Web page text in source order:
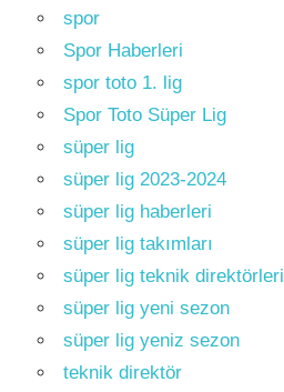
spor
Spor Haberleri
spor toto 1. lig
Spor Toto Süper Lig
süper lig
süper lig 2023-2024
süper lig haberleri
süper lig takımları
süper lig teknik direktörleri
süper lig yeni sezon
süper lig yeniz sezon
teknik direktör